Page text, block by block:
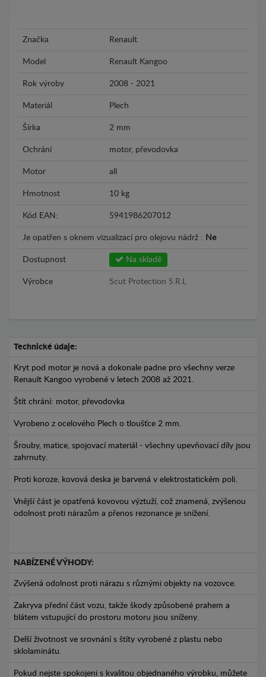
Značka Renault
Model Renault Kangoo
Rok výroby 2008 - 2021
Materiál Plech
Šírka 2 mm
Ochrání motor, převodovka
Motor all
Hmotnost 10 kg
Kód EAN: 5941986207012
Je opatřen s oknem vizualizací pro olejovu nádrž : Ne
Dostupnost Na skladě
Výrobce Scut Protection S.R.L
Technické údaje:
Kryt pod motor je nová a dokonale padne pro všechny verze
Renault Kangoo vyrobené v letech 2008 až 2021.
Štít chrání: motor, převodovka
Vyrobeno z ocelového Plech o tloušťce 2 mm.
Šrouby, matice, spojovací materiál - všechny upevňovací díly jsou
zahrnuty.
Proti koroze, kovová deska je barvená v elektrostatickém poli.
Vnější část je opatřená kovovou výztuží, což znamená, zvýšenou
odolnost proti nárazům a přenos rezonance je snížení.
NABÍZENÉ VÝHODY:
Zvýšená odolnost proti nárazu s různými objekty na vozovce.
Zakryva přední část vozu, takže škody způsobené prahem a
blátem vstupující do prostoru motoru jsou sníženy.
Delší životnost ve srovnání s štíty vyrobené z plastu nebo
sklolaminátu.
Pokud nejste spokojeni s kvalitou objednaného výrobku, můžete